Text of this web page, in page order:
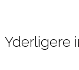
Yderligere